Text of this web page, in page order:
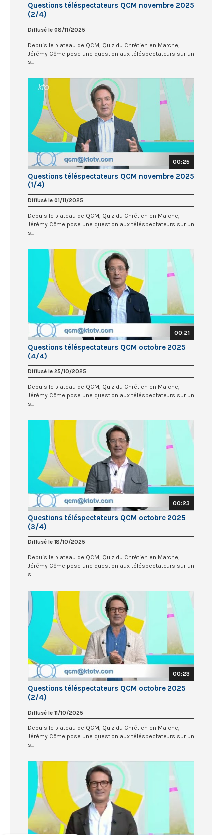
Questions téléspectateurs QCM novembre 2025
(2/4)
Diffusé le 08/11/2025
Depuis le plateau de QCM, Quiz du Chrétien en Marche,
Jérémy Côme pose une question aux téléspectateurs sur un
s...
00:25
Questions téléspectateurs QCM novembre 2025
(1/4)
Diffusé le 01/11/2025
Depuis le plateau de QCM, Quiz du Chrétien en Marche,
Jérémy Côme pose une question aux téléspectateurs sur un
s...
00:21
Questions téléspectateurs QCM octobre 2025
(4/4)
Diffusé le 25/10/2025
Depuis le plateau de QCM, Quiz du Chrétien en Marche,
Jérémy Côme pose une question aux téléspectateurs sur un
s...
00:23
Questions téléspectateurs QCM octobre 2025
(3/4)
Diffusé le 18/10/2025
Depuis le plateau de QCM, Quiz du Chrétien en Marche,
Jérémy Côme pose une question aux téléspectateurs sur un
s...
00:23
Questions téléspectateurs QCM octobre 2025
(2/4)
Diffusé le 11/10/2025
Depuis le plateau de QCM, Quiz du Chrétien en Marche,
Jérémy Côme pose une question aux téléspectateurs sur un
s...